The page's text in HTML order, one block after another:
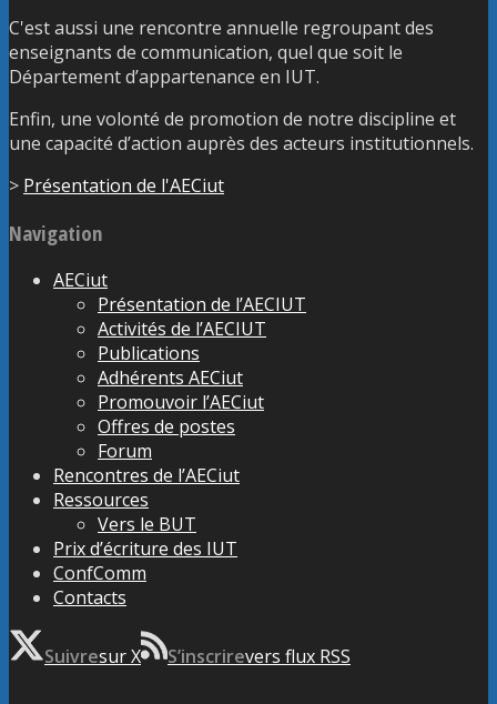
C'est aussi une rencontre annuelle regroupant des
enseignants de communication, quel que soit le
Département d’appartenance en IUT.
Enfin, une volonté de promotion de notre discipline et
une capacité d’action auprès des acteurs institutionnels.
> Présentation de l'AECiut
Navigation
AECiut
Présentation de l’AECIUT
Activités de l’AECIUT
Publications
Adhérents AECiut
Promouvoir l’AECiut
Offres de postes
Forum
Rencontres de l’AECiut
Ressources
Vers le BUT
Prix d’écriture des IUT
ConfComm
Contacts
Suivresur X S’inscrirevers flux RSS